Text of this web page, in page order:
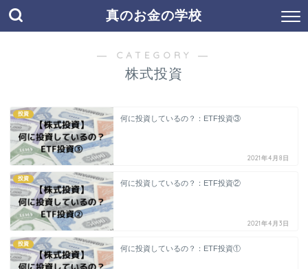
真のお金の学校
― CATEGORY ―
株式投資
投資
何に投資しているの？：ETF投資③
2021年4月8日
投資
何に投資しているの？：ETF投資②
2021年4月3日
投資
何に投資しているの？：ETF投資①